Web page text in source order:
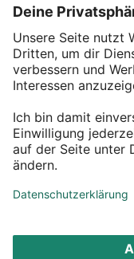
Service
Über DEPOT
Kontakt